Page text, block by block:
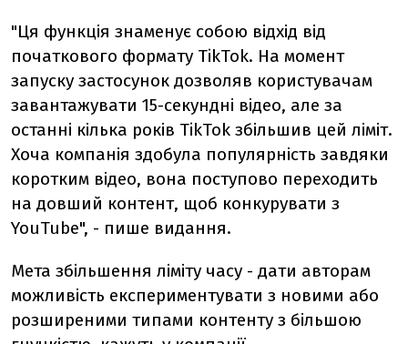
"Ця функція знаменує собою відхід від
початкового формату TikTok. На момент
запуску застосунок дозволяв користувачам
завантажувати 15-секундні відео, але за
останні кілька років TikTok збільшив цей ліміт.
Хоча компанія здобула популярність завдяки
коротким відео, вона поступово переходить
на довший контент, щоб конкурувати з
YouTube", - пише видання.
Мета збільшення ліміту часу - дати авторам
можливість експериментувати з новими або
розширеними типами контенту з більшою